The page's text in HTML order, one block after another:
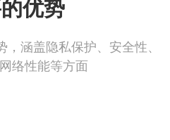
优势
涵盖隐私保护、安全性、
络性能等方面